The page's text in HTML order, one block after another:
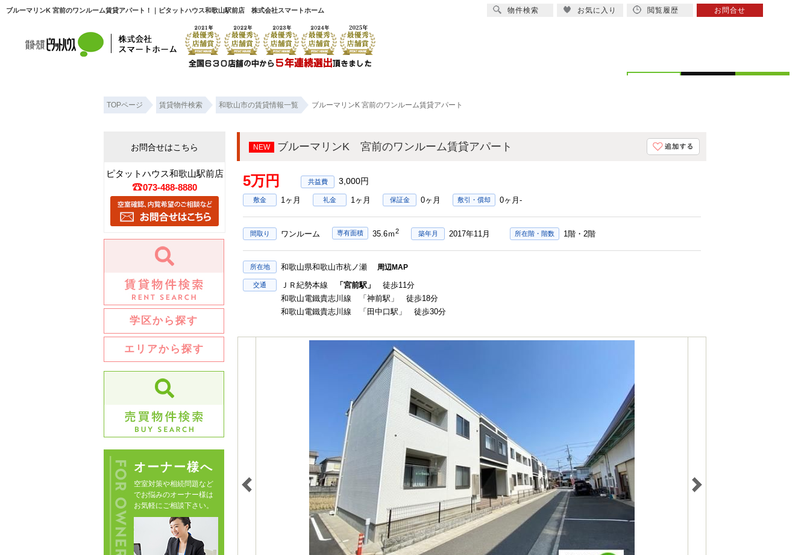
ブルーマリンK 宮前のワンルーム賃貸アパート！｜ピタットハウス和歌山駅前店 株式会社スマートホーム
TOPページ 賃貸物件検索 和歌山市の賃貸情報一覧 ブルーマリンK 宮前のワンルーム賃貸アパート
NEW ブルーマリンK 宮前のワンルーム賃貸アパート
5万円 3,000円
敷金 1ヶ月 礼金 1ヶ月 保証金 0ヶ月 敷引・償却 0ヶ月-
間取り ワンルーム 専有面積 35.6ｍ2 築年月 2017年11月 所在階・階数 1階・2階
所在地 和歌山県和歌山市杭ノ瀬 周辺MAP
交通 ＪＲ紀勢本線 「宮前駅」
徒歩11分
和歌山電鐵貴志川線 「神前駅」 徒歩18分
和歌山電鐵貴志川線 「田中口駅」 徒歩30分
お問合せはこちら
ピタットハウス和歌山駅前店
073-488-8880
学区から探す
エリアから探す
オーナー様へ
空室対策や相続問題など
でお悩みのオーナー様は
お気軽にご相談下さい。
物件検索 お気に入り 閲覧履歴 お問合せ